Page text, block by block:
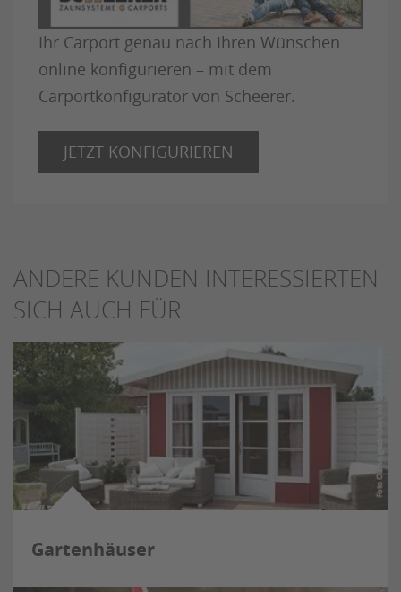
Ihr Carport genau nach Ihren Wünschen
online konfigurieren – mit dem
Carportkonfigurator von Scheerer.
JETZT KONFIGURIEREN
ANDERE KUNDEN INTERESSIERTEN
SICH AUCH FÜR
Gartenhäuser